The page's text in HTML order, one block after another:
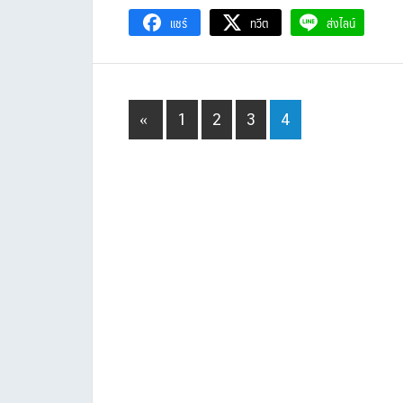
แชร์ ทวีต ส่งไลน์
« Page
1 Page
2 Page
3 Page
4